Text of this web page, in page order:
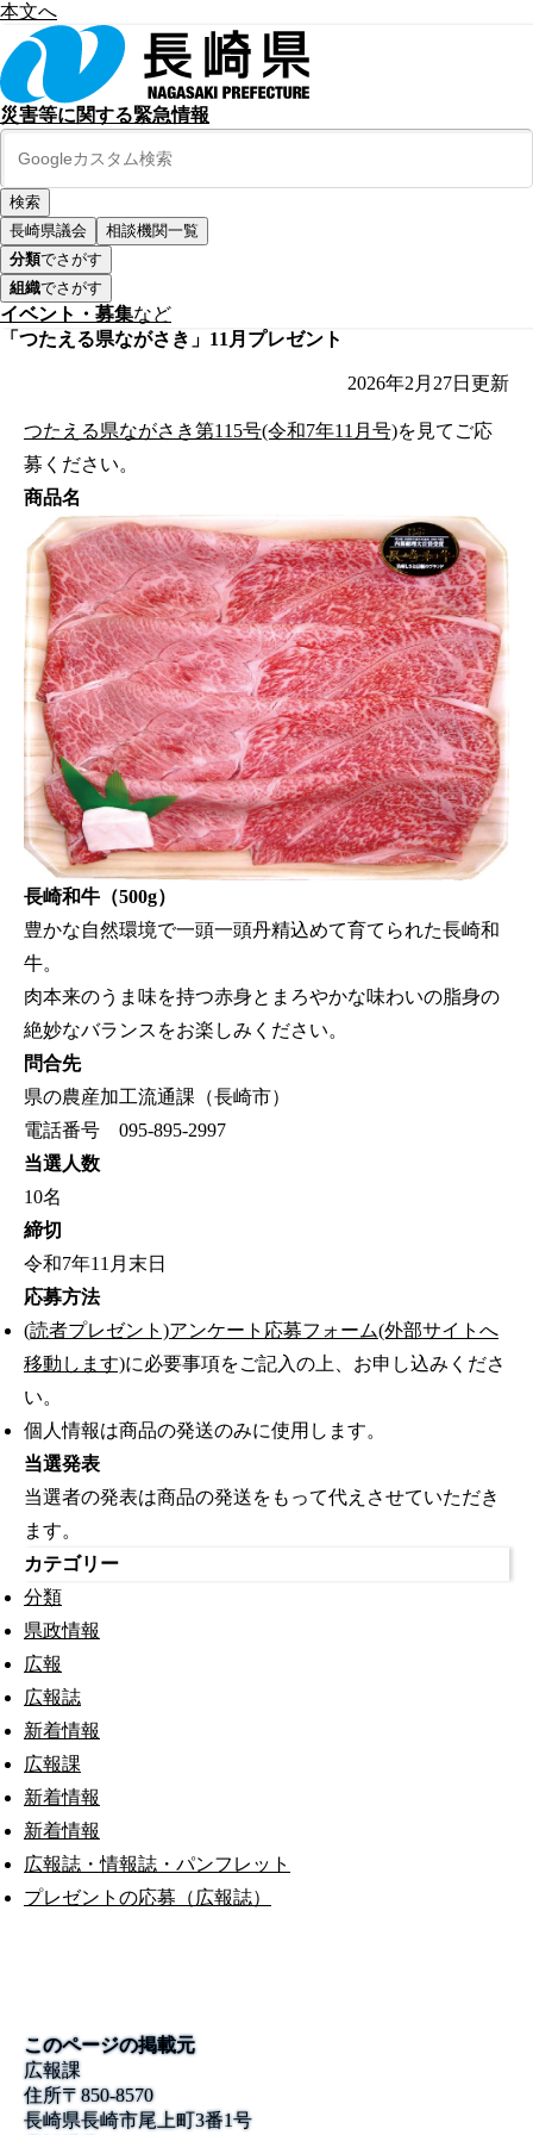
本文へ
災害等に関する緊急情報
長崎県議会
相談機関一覧
分類でさがす
組織でさがす
イベント・募集など
「つたえる県ながさき」11月プレゼント
2026年2月27日 更新
つたえる県ながさき第115号(令和7年11月号)を見てご応
募ください。
商品名
長崎和牛（500g）
豊かな自然環境で一頭一頭丹精込めて育てられた長崎和
牛。
肉本来のうま味を持つ赤身とまろやかな味わいの脂身の
絶妙なバランスをお楽しみください。
問合先
県の農産加工流通課（長崎市）
電話番号 095-895-2997
当選人数
10名
締切
令和7年11月末日
応募方法
(読者プレゼント)アンケート応募フォーム(外部サイトへ
移動します)に必要事項をご記入の上、お申し込みくださ
い。
個人情報は商品の発送のみに使用します。
当選発表
当選者の発表は商品の発送をもって代えさせていただき
ます。
カテゴリー
分類
県政情報
広報
広報誌
新着情報
広報課
新着情報
新着情報
広報誌・情報誌・パンフレット
プレゼントの応募（広報誌）
このページの掲載元
広報課
住所〒850-8570
長崎県長崎市尾上町3番1号